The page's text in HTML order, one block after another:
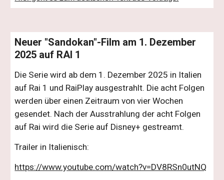
Neuer "Sandokan"-Film am 1. Dezember
2025 auf RAI 1
Die Serie wird ab dem 1. Dezember 2025 in Italien
auf Rai 1 und RaiPlay ausgestrahlt. Die acht Folgen
werden über einen Zeitraum von vier Wochen
gesendet. Nach der Ausstrahlung der acht Folgen
auf Rai wird die Serie auf Disney+ gestreamt.
Trailer in Italienisch:
https://www.youtube.com/watch?v=DV8RSn0utNQ